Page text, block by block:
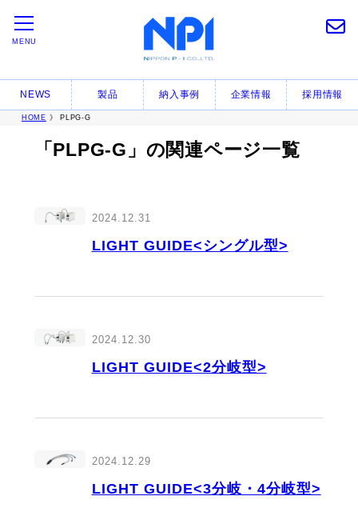
MENU
NEWS 製品 納入事例 企業情報 採用情報
HOME 》 PLPG-G
「PLPG-G」の関連ページ一覧
2024.12.31
LIGHT GUIDE<シングル型>
2024.12.30
LIGHT GUIDE<2分岐型>
2024.12.29
LIGHT GUIDE<3分岐・4分岐型>